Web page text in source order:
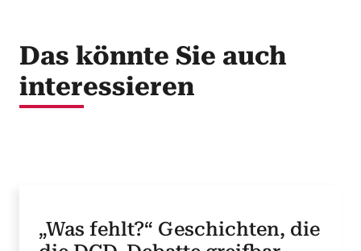
Das könnte Sie auch
interessieren
„Was fehlt?“ Geschichten, die